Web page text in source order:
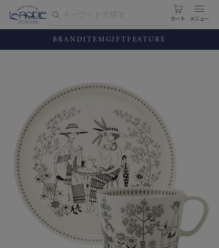
カート
BRANDITEM GIFT FEATURE